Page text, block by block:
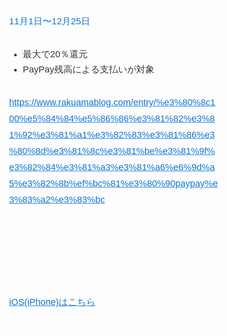
11月1日〜12月25日
最大で20％還元
PayPay残高による支払いが対象
https://www.rakuamablog.com/entry/%e3%80%8c1
00%e5%84%84%e5%86%86%e3%81%82%e3%8
1%92%e3%81%a1%e3%82%83%e3%81%86%e3
%80%8d%e3%81%8c%e3%81%be%e3%81%9f%
e3%82%84%e3%81%a3%e3%81%a6%e6%9d%a
5%e3%82%8b%ef%bc%81%e3%80%90paypay%e
3%83%a2%e3%83%bc
iOS(iPhone)はこちら